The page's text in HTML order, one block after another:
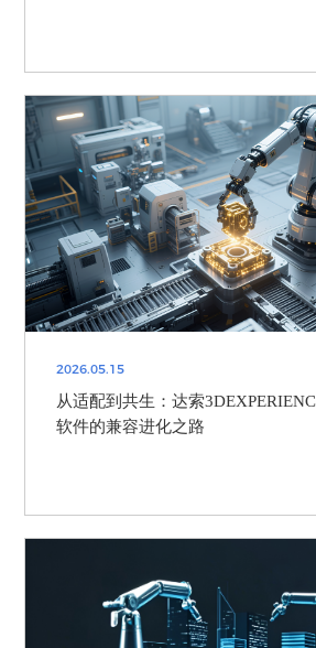
2026.05.15
从适配到共生：达索
软件的兼容进化之路